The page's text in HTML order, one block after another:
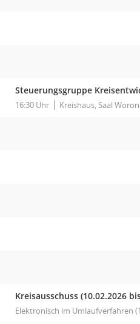
Steuerungsgruppe
16:30 Uhr Kreishaus, Saal
Kreisausschuss (10.02.2026
Elektronisch im Umlaufverfahren